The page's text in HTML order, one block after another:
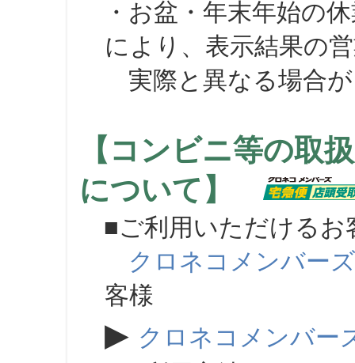
・お盆・年末年始の
により、表示結果の
実際と異なる場合が
【コンビニ等の取
について】
■ご利用いただけるお
クロネコメンバーズ
客様
▶ クロネコメンバー